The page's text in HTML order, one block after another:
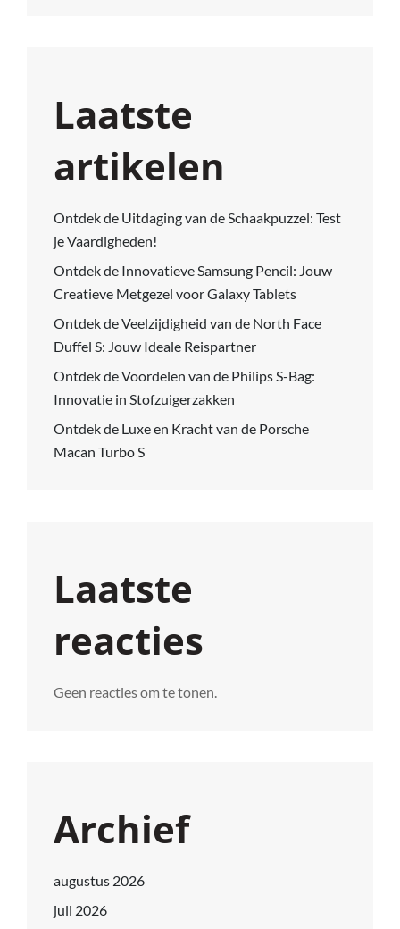
Laatste
artikelen
Ontdek de Uitdaging van de Schaakpuzzel: Test
je Vaardigheden!
Ontdek de Innovatieve Samsung Pencil: Jouw
Creatieve Metgezel voor Galaxy Tablets
Ontdek de Veelzijdigheid van de North Face
Duffel S: Jouw Ideale Reispartner
Ontdek de Voordelen van de Philips S-Bag:
Innovatie in Stofzuigerzakken
Ontdek de Luxe en Kracht van de Porsche
Macan Turbo S
Laatste
reacties
Geen reacties om te tonen.
Archief
augustus 2026
juli 2026